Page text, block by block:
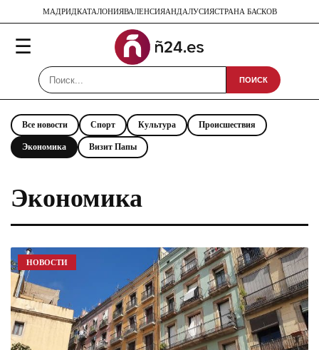
МАДРИДКАТАЛОНИЯВАЛЕНСИЯАНДАЛУСИЯСТРАНА БАСКОВ
☰
ПОИСК
Все новости Спорт Культура Происшествия
Экономика Визит Папы
Экономика
НОВОСТИ